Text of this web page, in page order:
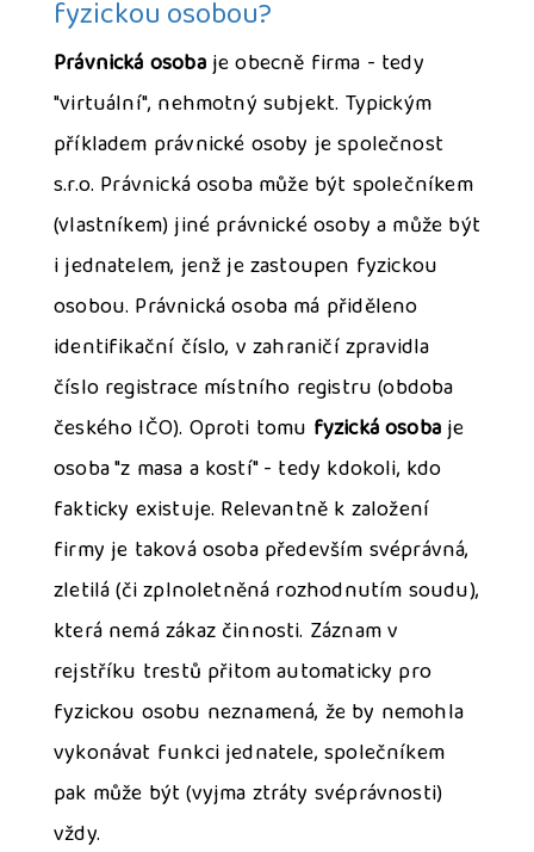
fyzickou osobou?
Právnická osobaje obecně firma - tedy
"virtuální", nehmotný subjekt. Typickým
příkladem právnické osoby je společnost
s.r.o. Právnická osoba může být společníkem
(vlastníkem) jiné právnické osoby a může být
i jednatelem, jenž je zastoupen fyzickou
osobou. Právnická osoba má přiděleno
identifikační číslo, v zahraničí zpravidla
číslo registrace místního registru (obdoba
českého IČO). Oproti tomu fyzická osobaje
osoba "z masa a kostí" - tedy kdokoli, kdo
fakticky existuje. Relevantně k založení
firmy je taková osoba především svéprávná,
zletilá (či zplnoletněná rozhodnutím soudu),
která nemá zákaz činnosti. Záznam v
rejstříku trestů přitom automaticky pro
fyzickou osobu neznamená, že by nemohla
vykonávat funkci jednatele, společníkem
pak může být (vyjma ztráty svéprávnosti)
vždy.